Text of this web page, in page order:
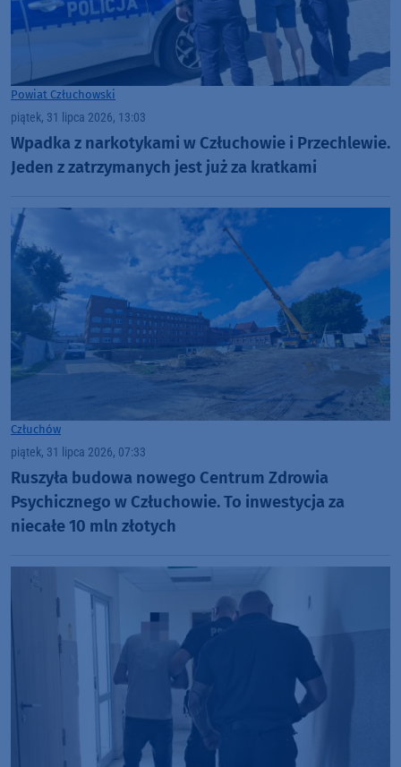
Powiat Człuchowski
piątek, 31 lipca 2026, 13:03
Wpadka z narkotykami w Człuchowie i Przechlewie.
Jeden z zatrzymanych jest już za kratkami
Człuchów
piątek, 31 lipca 2026, 07:33
Ruszyła budowa nowego Centrum Zdrowia
Psychicznego w Człuchowie. To inwestycja za
niecałe 10 mln złotych